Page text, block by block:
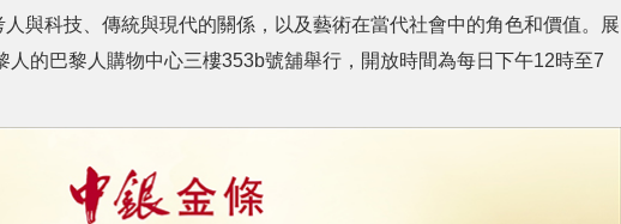
與科技、傳統與現代的關係，以及藝術在當代社會中的角色和價值。展
人的巴黎人購物中心三樓353b號舖舉行，開放時間為每日下午12時至7